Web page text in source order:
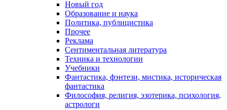
Новый год
Образование и наука
Политика, публицистика
Прочее
Реклама
Сентиментальная литература
Техника и технологии
Учебники
Фантастика, фэнтези, мистика, историческая
фантастика
Философия, религия, эзотерика, психология,
астрологи